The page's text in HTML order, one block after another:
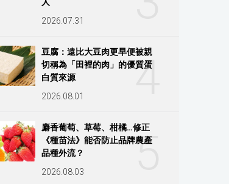
2026.07.31
4
豆腐：遠比大豆肉更早便被親
切稱為「田裡的肉」的優質蛋
白質來源
2026.08.01
5
麝香葡萄、草莓、柑橘…修正
《種苗法》能否防止品牌農產
品種外流？
2026.08.03